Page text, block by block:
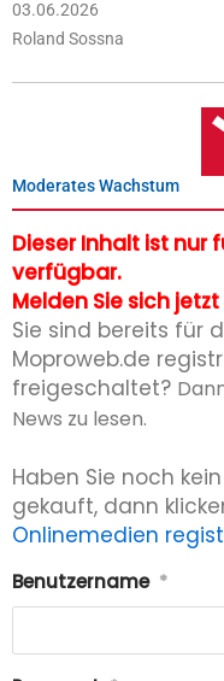
03.06.2026
Roland Sossna
Moderates Wachstum
Dieser Inhalt ist nur
verfügbar.
Melden Sie sich
Sie sind bereits für
Moproweb.de
freigeschaltet?
News zu lesen.
Haben Sie noch
gekauft, dann
Onlinemedien
Benutzername *